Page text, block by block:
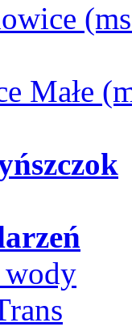
Małe
wody